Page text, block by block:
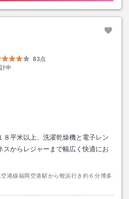
83点
中
８平米以上、洗濯乾燥機と電子レン
スからレジャーまで幅広く快適にお
港線福岡空港駅から蛭浜行き約６分博多